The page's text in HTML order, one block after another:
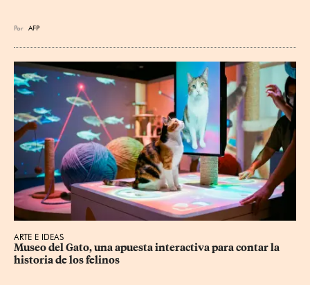
Por AFP
ARTE E IDEAS
Museo del Gato, una apuesta interactiva para contar la
historia de los felinos